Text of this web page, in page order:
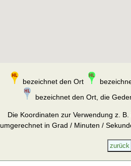
bezeichnet den Ort
bezeichnet den Ort, die
Die Koordinaten zur Verwendung z. B.
umgerechnet in Grad / Minuten /